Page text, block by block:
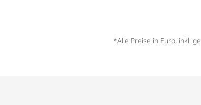
*Alle Preise in Euro, inkl.